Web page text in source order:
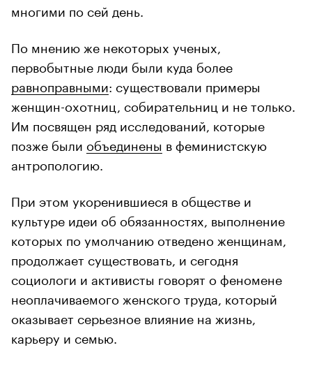
многими по сей день.
По мнению же некоторых ученых,
первобытные люди были куда более
равноправными: существовали примеры
женщин-охотниц, собирательниц и не только.
Им посвящен ряд исследований, которые
позже были объединены в феминистскую
антропологию.
При этом укоренившиеся в обществе и
культуре идеи об обязанностях, выполнение
которых по умолчанию отведено женщинам,
продолжает существовать, и сегодня
социологи и активисты говорят о феномене
неоплачиваемого женского труда, который
оказывает серьезное влияние на жизнь,
карьеру и семью.